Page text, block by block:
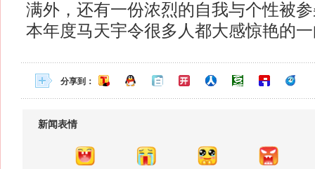
满外，还有一份浓烈的自我与个性被
本年度马天宇令很多人都大感惊艳的
分享到：
新闻表情